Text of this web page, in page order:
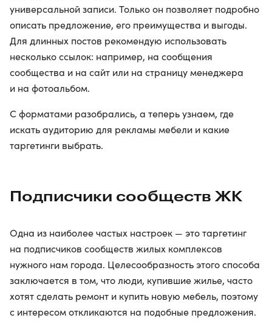
универсальной записи. Только он позволяет подробно
описать предложение, его преимущества и выгоды.
Для длинных постов рекомендую использовать
несколько ссылок: например, на сообщения
сообщества и на сайт или на страницу менеджера
и на фотоальбом.
С форматами разобрались, а теперь узнаем, где
искать аудиторию для рекламы мебели и какие
таргетинги выбрать.
Подписчики сообществ ЖК
Одна из наиболее частых настроек — это таргетинг
на подписчиков сообществ жилых комплексов
нужного нам города. Целесообразность этого способа
заключается в том, что люди, купившие жилье, часто
хотят сделать ремонт и купить новую мебель, поэтому
с интересом откликаются на подобные предложения.